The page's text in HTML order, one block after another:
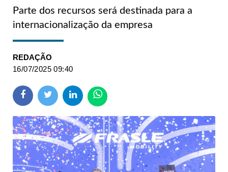
Parte dos recursos será destinada para a
internacionalização da empresa
REDAÇÃO
16/07/2025 09:40